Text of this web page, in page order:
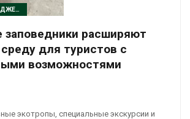
ЗАПОВЕДНЫЙ ДАЙДЖЕСТ
заповедники расширяют
для туристов с
возможностями
экотропы, специальные экскурсии и